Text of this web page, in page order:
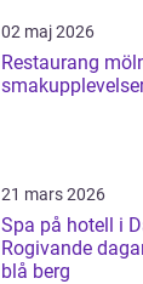
02 maj 2026
Restaurang mölndal en
21 mars 2026
Spa på hotell i
Rogivande
blå berg